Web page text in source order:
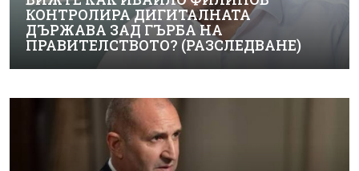
КОНТРОЛИРА ДИГИТАЛНАТА
ДЪРЖАВА ЗАД ГЪРБА НА
ПРАВИТЕЛСТВОТО? (РАЗСЛЕДВАНЕ)